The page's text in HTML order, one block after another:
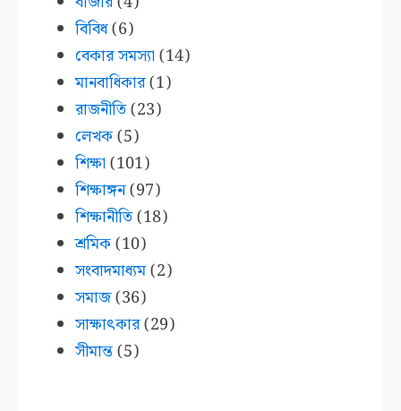
বিবিধ(6)
বেকার সমস্যা (14)
মানবাধিকার(1)
রাজনীতি(23)
লেখক(5)
শিক্ষা (101)
শিক্ষাঙ্গন(97)
শিক্ষানীতি(18)
শ্রমিক(10)
সংবাদমাধ্যম(2)
সমাজ(36)
সাক্ষাৎকার(29)
সীমান্ত(5)